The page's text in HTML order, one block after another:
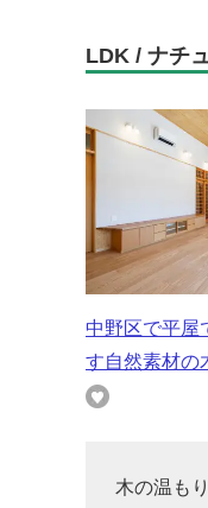
LDK / ナチ
中野区で平屋
す自然素材の
木の温も